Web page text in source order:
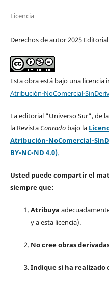
Licencia
Derechos de autor 2025
Esta obra está bajo una licencia
Atribución-NoComercial-
La editorial "Universo Sur", de
la Revista Conradobajo la
Atribución-NoComercial-
BY-NC-ND 4.0).
Usted puede compartir el
siempre que:
Atribuya
y a esta licencia).
No cree obras
Indique si ha realizado